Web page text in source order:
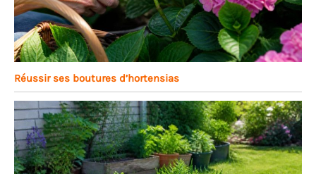
Réussir ses boutures d’hortensias